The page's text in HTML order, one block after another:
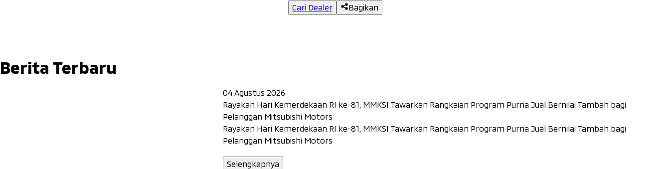
Cari Dealer Bagikan
Berita Terbaru
04 Agustus 2026
Rayakan Hari Kemerdekaan RI ke-81, MMKSI Tawarkan Rangkaian Program Purna Jual Bernilai Tambah bagi
Pelanggan Mitsubishi Motors
Rayakan Hari Kemerdekaan RI ke-81, MMKSI Tawarkan Rangkaian Program Purna Jual Bernilai Tambah bagi
Pelanggan Mitsubishi Motors
Selengkapnya